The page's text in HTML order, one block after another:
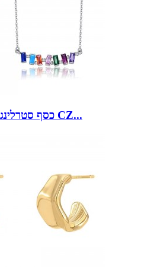
כסף סטרלינג בגט צבעוני קשת CZ...